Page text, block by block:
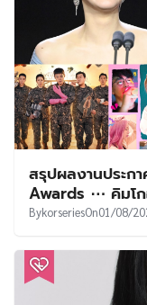
สรุปผลงานประก
Awards ⋯ คิมโ
BykorseriesOn01/08/